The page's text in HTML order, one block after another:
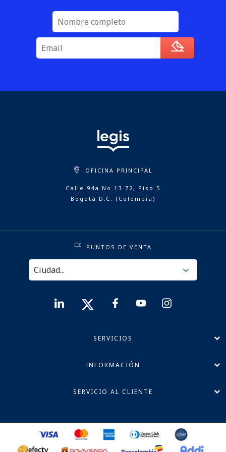
OFICINA PRINCIPAL
Calle 94a No 13-72, Piso 5
Bogotá D.C. (Colombia)
PUNTOS DE VENTA
SERVICIOS
INFORMACIÓN
SERVICIO AL CLIENTE